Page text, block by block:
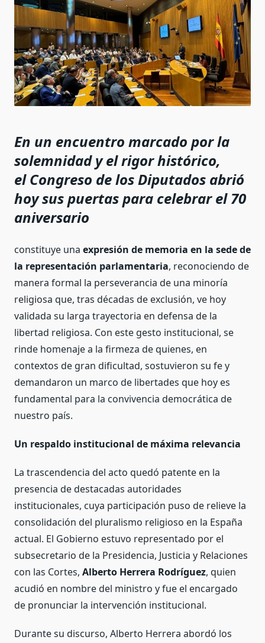
En un encuentro marcado por la
solemnidad y el rigor histórico,
elCongreso de los Diputados abrió
hoy sus puertas para celebrar el 70
aniversario
constituye una expresión de memoria en la sede de
la representación parlamentaria, reconociendo de
manera formal la perseverancia de una minoría
religiosa que, tras décadas de exclusión, ve hoy
validada su larga trayectoria en defensa de la
libertad religiosa. Con este gesto institucional, se
rinde homenaje a la firmeza de quienes, en
contextos de gran dificultad, sostuvieron su fe y
demandaron un marco de libertades que hoy es
fundamental para la convivencia democrática de
nuestro país.
Un respaldo institucional de máxima relevancia
La trascendencia del acto quedó patente en la
presencia de destacadas autoridades
institucionales, cuya participación puso de relieve la
consolidación del pluralismo religioso en la España
actual. El Gobierno estuvo representado por el
subsecretario de la Presidencia, Justicia y Relaciones
con las Cortes, Alberto Herrera Rodríguez, quien
acudió en nombre del ministro y fue el encargado
de pronunciar la intervención institucional.
Durante su discurso, Alberto Herrera abordó los